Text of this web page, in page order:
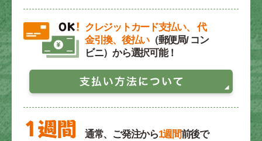
クレジットカード支払い、 代
金引換、後払い（郵便局/ コン
ビニ）から選択可能！
通常、ご発注から1週間前後で